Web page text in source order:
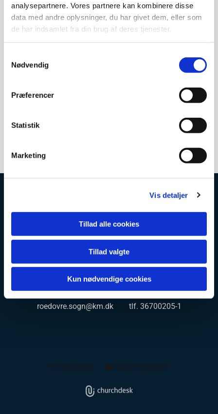
analysepartnere. Vores partnere kan kombinere disse
data med andre oplysninger, du har givet dem, eller som
de har indsamlet fra din brug af deres tjenester.
Nødvendig
Præferencer
Statistik
Marketing
Vis detaljer
Tillad alle cookies
Tillad valgte
Kun nødvendige cookies
Fredag 11. april 2031, kl. 10:30
Offentlig gudstjeneste i Rødovre kirke kl. 10.30. Langfredag
EAN/GLN 5798000859586 CVR 65 05 71 15
Rødovre kirkegårdskontor Rødovrevej 116, 2610
Rødovre kirkekontor Kirkesvinget 3, 2610 Rødovre
roedovre.sogn@km.dk tlf. 36700205-1
Privatlivspolitik Log på ChurchDesk